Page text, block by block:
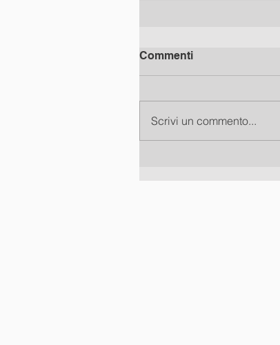
Commenti
Scrivi un commento...